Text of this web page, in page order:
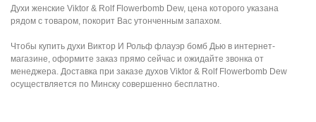
Духи женские Viktor & Rolf Flowerbomb Dew, цена которого указана
рядом с товаром, покорит Вас утонченным запахом.
Чтобы купить духи Виктор И Рольф флауэр бомб Дью в интернет-
магазине, оформите заказ прямо сейчас и ожидайте звонка от
менеджера. Доставка при заказе духов Viktor & Rolf Flowerbomb Dew
осуществляется по Минску совершенно бесплатно.